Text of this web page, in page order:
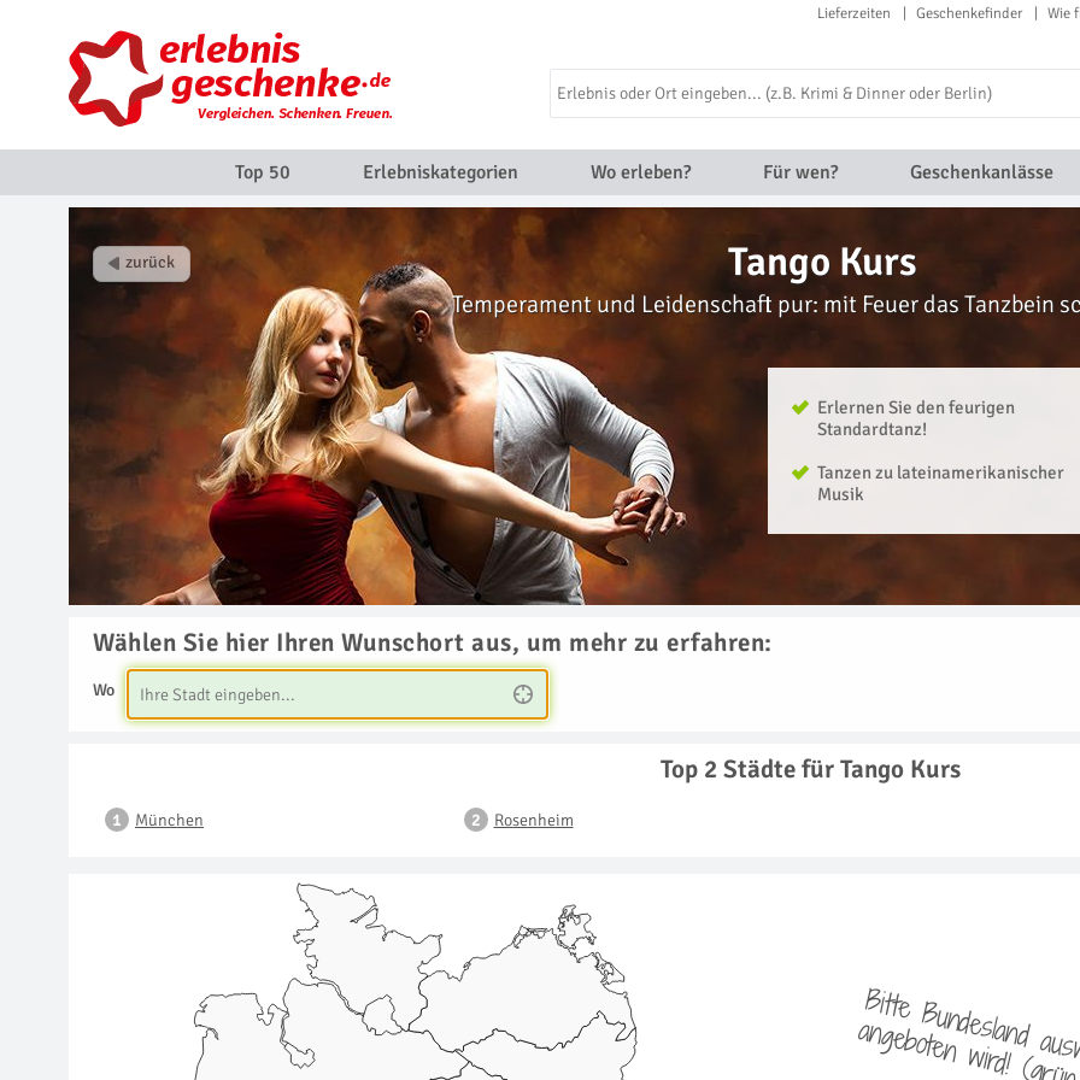
Lieferzeiten Geschenkefinder Wie
Top 50 Erlebniskategorien Wo erleben? Für wen? Geschenkanlässe
Tango Kurs
Temperament und Leidenschaft pur: mit Feuer das Tanzbein
Erlernen Sie den feurigen
Standardtanz!
Tanzen zu lateinamerikanischer
Musik
Wählen Sie hier Ihren Wunschort aus, um mehr zu erfahren:
Wo
Top 2 Städte für Tango Kurs
München Rosenheim